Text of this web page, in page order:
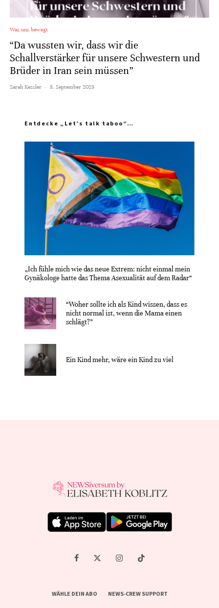
Was uns bewegt
“Da wussten wir, dass wir die
Schallverstärker für unsere Schwestern und
Brüder in Iran sein müssen”
Sarah Kessler · 8. September 2023
Entdecke „Let’s talk taboo“…
„Ich fühle mich wie das neue Extrem: nicht einmal mein
Gynäkologe hatte das Thema Asexualität auf dem Radar“
“Woher sollte ich als Kind wissen, dass es
nicht normal ist, wenn die Mama einen
schlägt?”
Ein Kind mehr, wäre ein Kind zu viel
WÄHLE DEIN ABO NEWS-CREW SUPPORT